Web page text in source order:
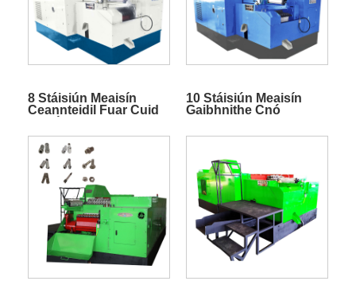
8 Stáisiún Meaisín
Ceannteidil Fuar Cuid
10 Stáisiún Meaisín
Gaibhnithe Cnó